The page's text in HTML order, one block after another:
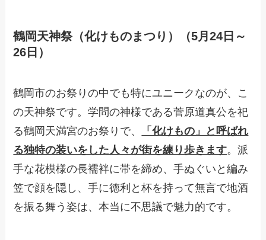
鶴岡天神祭（化けものまつり）（5月24日～
26日）
鶴岡市のお祭りの中でも特にユニークなのが、こ
の天神祭です。学問の神様である菅原道真公を祀
る鶴岡天満宮のお祭りで、
「化けもの」と呼ばれ
る独特の装いをした人々が街を練り歩きます。派
手な花模様の長襦袢に帯を締め、手ぬぐいと編み
笠で顔を隠し、手に徳利と杯を持って無言で地酒
を振る舞う姿は、本当に不思議で魅力的です。